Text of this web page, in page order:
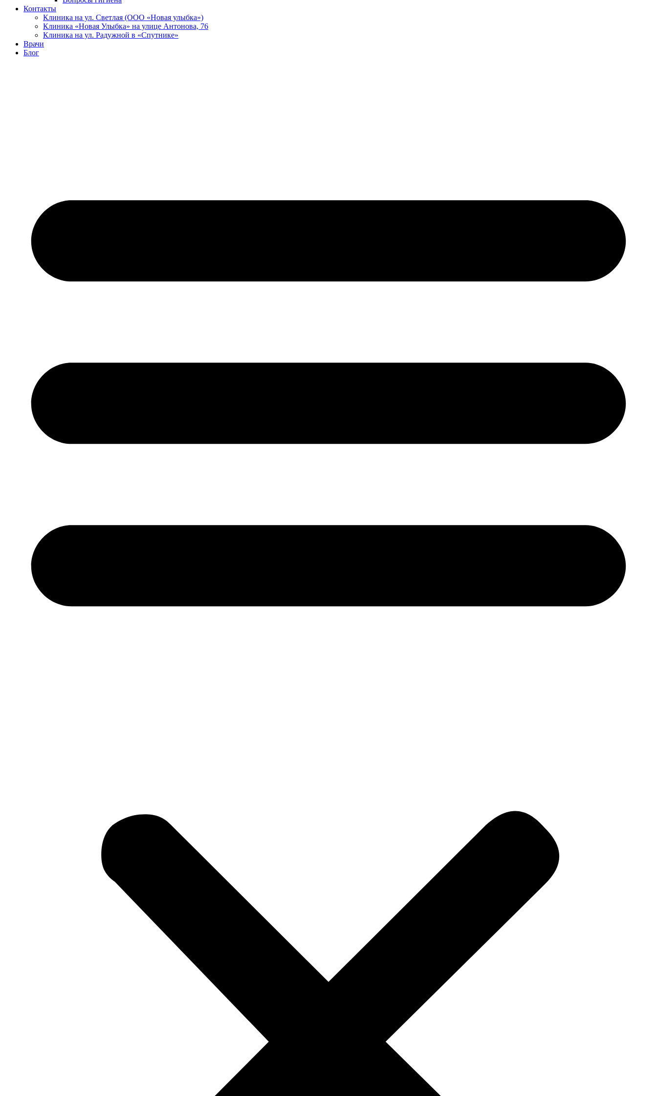
Контакты
Клиника на ул. Светлая (ООО «Новая улыбка»)
Клиника «Новая Улыбка» на улице Антонова, 76
Клиника на ул. Радужной в «Спутнике»
Врачи
Блог